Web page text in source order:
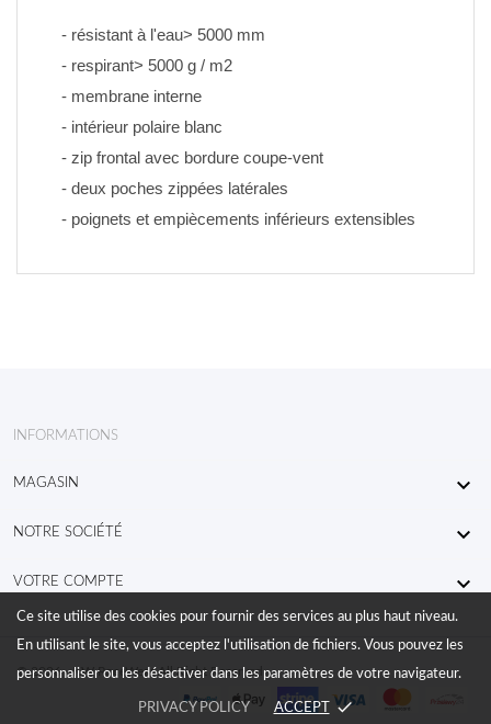
- résistant à l'eau> 5000 mm
- respirant> 5000 g / m2
- membrane interne
- intérieur polaire blanc
- zip frontal avec bordure coupe-vent
- deux poches zippées latérales
- poignets et empiècements inférieurs extensibles
INFORMATIONS
MAGASIN 
NOTRE SOCIÉTÉ 
VOTRE COMPTE 
Ce site utilise des cookies pour fournir des services au plus haut niveau.
En utilisant le site, vous acceptez l'utilisation de fichiers. Vous pouvez les
personnaliser ou les désactiver dans les paramètres de votre navigateur.
PRIVACY POLICY ACCEPT done
© 2026 - KW RaceWear All Right Reserved